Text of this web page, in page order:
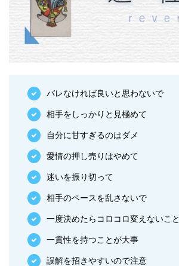
バレなければ良いと思わないで
相手をしっかりと見極めて
自分に甘すぎるのはダメ
愛情の押し売りはやめて
迷いを振り切って
相手のペースを乱さないで
一度決めたらコロコロ変えないこと
一貫性を持つことが大事
誤解を招きやすいので注意